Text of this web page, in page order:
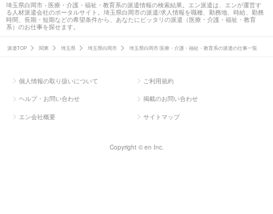
埼玉県白岡市 - 医療・介護・福祉・教育系の派遣情報の検索結果。エン派遣は、エンが運営す
る人材派遣会社のポータルサイト。埼玉県白岡市の派遣/求人情報を職種、勤務地、時給、勤務
時間、長期・短期などの希望条件から、あなたにピッタリの派遣（医療・介護・福祉・教育
系）のお仕事を探せます。
派遣TOP 関東 埼玉県 埼玉県白岡市 埼玉県白岡市 医療・介護・福祉・教育系の派遣の仕事一覧
個人情報の取り扱いについて ご利用規約
ヘルプ・お問い合わせ 掲載のお問い合わせ
エン会社概要 サイトマップ
Copyright © en Inc.